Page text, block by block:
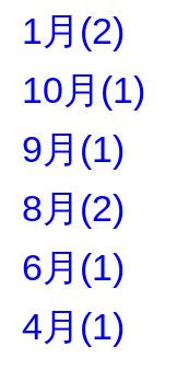
1月(2)
10月(1)
9月(1)
8月(2)
6月(1)
4月(1)